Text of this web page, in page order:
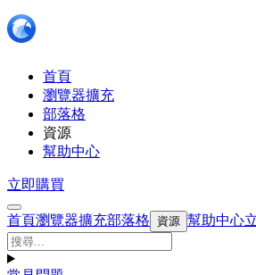
首頁
瀏覽器擴充
部落格
資源
幫助中心
立即購買
首頁瀏覽器擴充部落格 資源 幫助中心